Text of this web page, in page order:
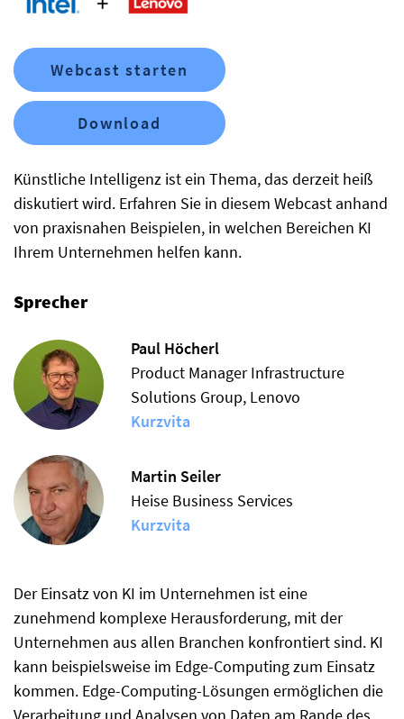
Künstliche Intelligenz ist ein Thema, das derzeit heiß
diskutiert wird. Erfahren Sie in diesem Webcast anhand
von praxisnahen Beispielen, in welchen Bereichen KI
Ihrem Unternehmen helfen kann.
Sprecher
Paul Höcherl
Product Manager Infrastructure
Solutions Group, Lenovo
Kurzvita
Martin Seiler
Heise Business Services
Kurzvita
Der Einsatz von KI im Unternehmen ist eine
zunehmend komplexe Herausforderung, mit der
Unternehmen aus allen Branchen konfrontiert sind. KI
kann beispielsweise im Edge-Computing zum Einsatz
kommen. Edge-Computing-Lösungen ermöglichen die
Webcast starten
Download